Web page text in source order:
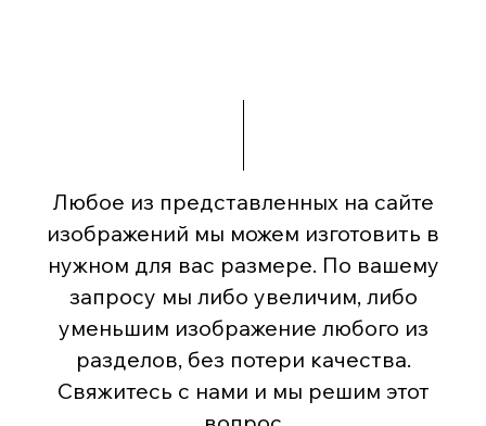
Любое из представленных на сайте
изображений мы можем изготовить в
нужном для вас размере. По вашему
запросу мы либо увеличим, либо
уменьшим изображение любого из
разделов, без потери качества.
Свяжитесь с нами и мы решим этот